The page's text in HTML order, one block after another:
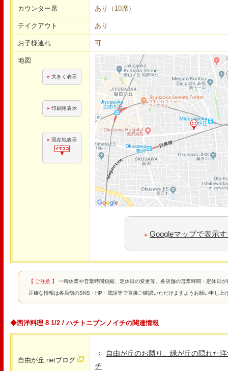
カウンター席 あり（10席）
テイクアウト あり
お子様連れ 可
地図
大きく表示
印刷用表示
現在地表示
Googleマップで表示
【 ご注意 】 一時休業や営業時間短縮、定休日の変更等、各店舗の営業時間・定休日
正確な情報は各店舗のSNS・HP・電話等で直接ご確認いただけますようお願い申し上
◆西洋料理 8 1/2 / ハチトニブンノイチの関連情報
自由が丘.netブログ
自由が丘のお隣り、緑が丘の隠れた
チ